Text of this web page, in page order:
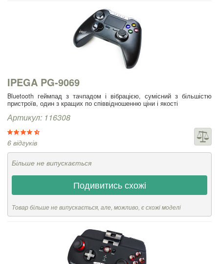
IPEGA PG-9069
Bluetooth геймпад з тачпадом і вібрацією, сумісний з більшістю
пристроїв, один з кращих по співвідношенню ціни і якості
Артикул: 116308
6 відгуків
Більше не випускається
Подивитись схожі
Товар більше не випускається, але, можливо, є схожі моделі